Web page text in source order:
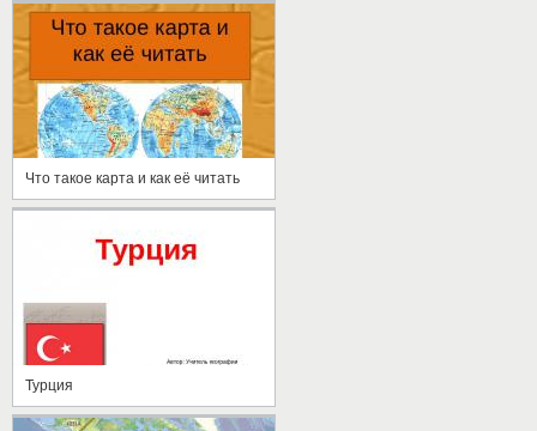
Что такое карта и как её читать
Турция